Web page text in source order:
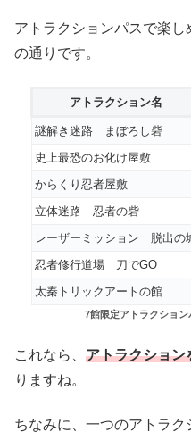
アトラクションパスで楽
の通りです。
アトラクション名
謎解き迷路 まぼろし砦
史上最恐のお化け屋敷
からくり忍者屋敷
立体迷路 忍者の砦
レーザーミッション 脱出の
忍者修行道場 刀でGO
太秦トリックアートの館
7館限定アトラクション
これなら、 アトラクション
りますね。
ちなみに、一つのアトラ